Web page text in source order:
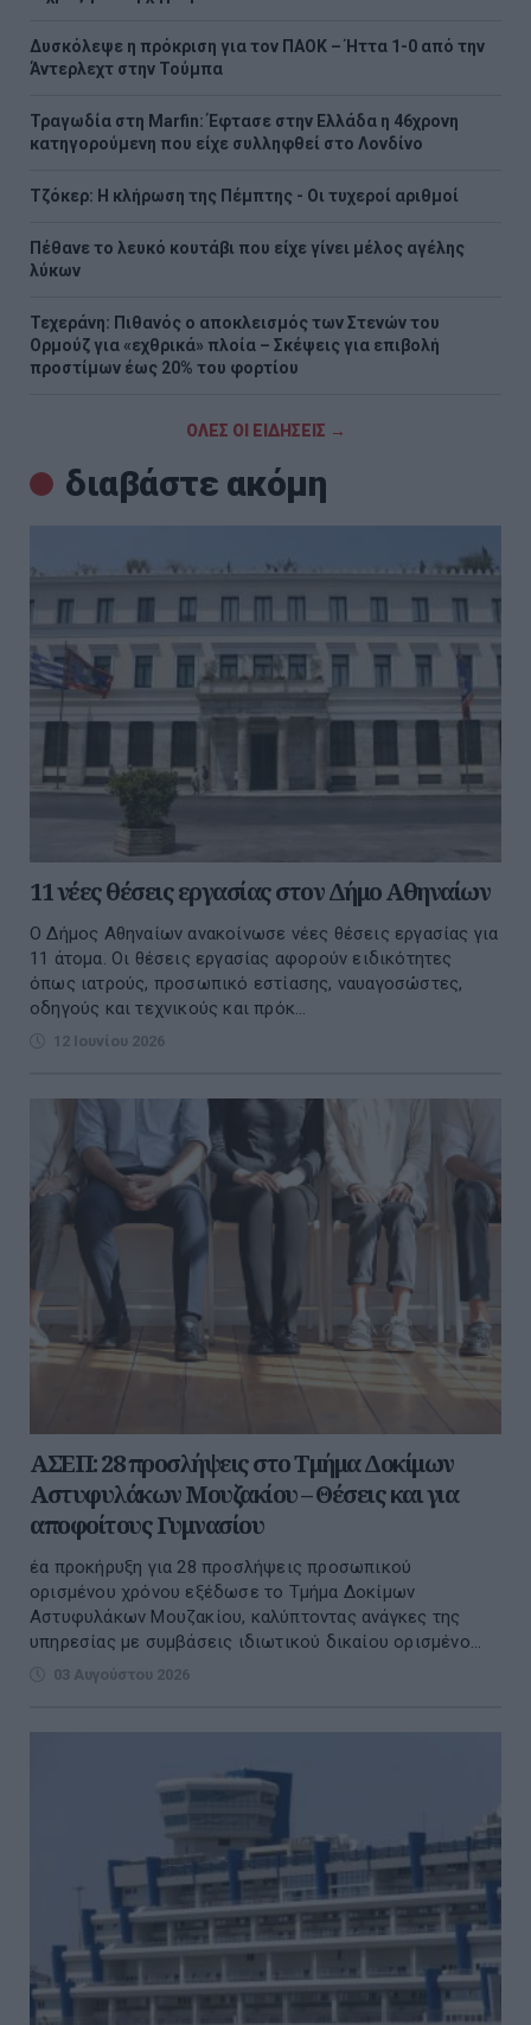
Δυσκόλεψε η πρόκριση για τον ΠΑΟΚ – Ήττα 1-0 από την
Άντερλεχτ στην Τούμπα
Τραγωδία στη Marfin: Έφτασε στην Ελλάδα η 46χρονη
κατηγορούμενη που είχε συλληφθεί στο Λονδίνο
Τζόκερ: Η κλήρωση της Πέμπτης - Οι τυχεροί αριθμοί
Πέθανε το λευκό κουτάβι που είχε γίνει μέλος αγέλης
λύκων
Τεχεράνη: Πιθανός ο αποκλεισμός των Στενών του
Ορμούζ για «εχθρικά» πλοία – Σκέψεις για επιβολή
προστίμων έως 20% του φορτίου
ΟΛΕΣ ΟΙ ΕΙΔΗΣΕΙΣ →
διαβάστε ακόμη
11 νέες θέσεις εργασίας στον Δήμο Αθηναίων
Ο Δήμος Αθηναίων ανακοίνωσε νέες θέσεις εργασίας για
11 άτομα. Οι θέσεις εργασίας αφορούν ειδικότητες
όπως ιατρούς, προσωπικό εστίασης, ναυαγοσώστες,
οδηγούς και τεχνικούς και πρόκ...
12 Ιουνίου 2026
ΑΣΕΠ: 28 προσλήψεις στο Τμήμα Δοκίμων
Αστυφυλάκων Μουζακίου – Θέσεις και για
αποφοίτους Γυμνασίου
έα προκήρυξη για 28 προσλήψεις προσωπικού
ορισμένου χρόνου εξέδωσε το Τμήμα Δοκίμων
Αστυφυλάκων Μουζακίου, καλύπτοντας ανάγκες της
υπηρεσίας με συμβάσεις ιδιωτικού δικαίου ορισμένο...
03 Αυγούστου 2026